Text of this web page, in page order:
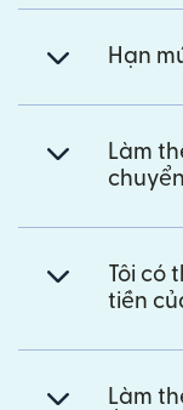
Hạn
Làm
Tôi có
tiền
Làm